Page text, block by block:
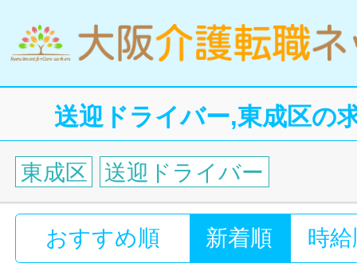
送迎ドライバー,東成区の
東成区 送迎ドライバー
おすすめ順 新着順 時